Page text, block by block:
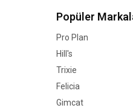
Popüler
Pro Plan
Hill's
Trixie
Felicia
Gimcat